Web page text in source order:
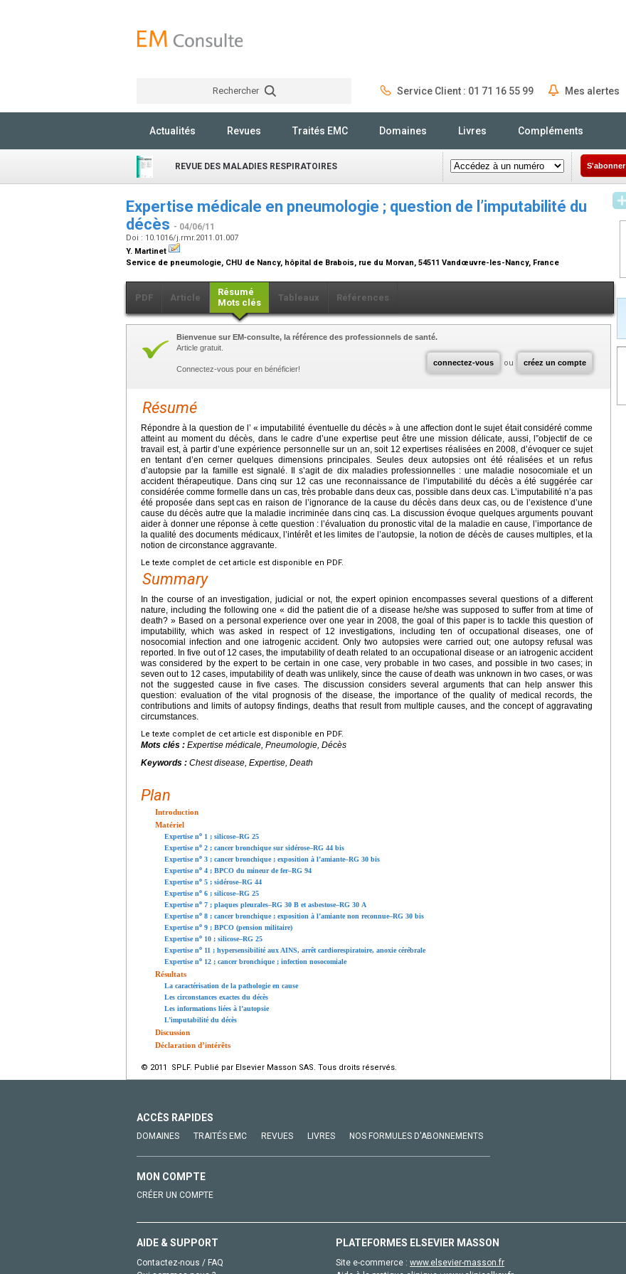
Rechercher Service Client : 01 71 16 55 99 Mes alertes
Actualités Revues Traités EMC Domaines Livres Compléments
REVUE DES MALADIES RESPIRATOIRES S'abonner
Expertise médicale en pneumologie ; question de l’imputabilité du
décès - 04/06/11
Doi : 10.1016/j.rmr.2011.01.007
Y. Martinet
Service de pneumologie, CHU de Nancy, hôpital de Brabois, rue du Morvan, 54511 Vandœuvre-les-Nancy, France
PDF Article
Résumé
Mots clés
Tableaux Références
connectez-vous ou créez un compte
Bienvenue sur EM-consulte, la référence des professionnels de santé.
Article gratuit.
Connectez-vous pour en bénéficier!
Résumé
Répondre à la question de l’ « imputabilité éventuelle du décès » à une affection dont le sujet était considéré comme
atteint au moment du décès, dans le cadre d’une expertise peut être une mission délicate, aussi, l”objectif de ce
travail est, à partir d’une expérience personnelle sur un an, soit 12 expertises réalisées en 2008, d’évoquer ce sujet
en tentant d’en cerner quelques dimensions principales. Seules deux autopsies ont été réalisées et un refus
d’autopsie par la famille est signalé. Il s’agit de dix maladies professionnelles : une maladie nosocomiale et un
accident thérapeutique. Dans cinq sur 12 cas une reconnaissance de l’imputabilité du décès a été suggérée car
considérée comme formelle dans un cas, très probable dans deux cas, possible dans deux cas. L’imputabilité n’a pas
été proposée dans sept cas en raison de l’ignorance de la cause du décès dans deux cas, ou de l’existence d’une
cause du décès autre que la maladie incriminée dans cinq cas. La discussion évoque quelques arguments pouvant
aider à donner une réponse à cette question : l’évaluation du pronostic vital de la maladie en cause, l’importance de
la qualité des documents médicaux, l’intérêt et les limites de l’autopsie, la notion de décès de causes multiples, et la
notion de circonstance aggravante.
Le texte complet de cet article est disponible en PDF.
Summary
In the course of an investigation, judicial or not, the expert opinion encompasses several questions of a different
nature, including the following one « did the patient die of a disease he/she was supposed to suffer from at time of
death? » Based on a personal experience over one year in 2008, the goal of this paper is to tackle this question of
imputability, which was asked in respect of 12 investigations, including ten of occupational diseases, one of
nosocomial infection and one iatrogenic accident. Only two autopsies were carried out; one autopsy refusal was
reported. In five out of 12 cases, the imputability of death related to an occupational disease or an iatrogenic accident
was considered by the expert to be certain in one case, very probable in two cases, and possible in two cases; in
seven out to 12 cases, imputability of death was unlikely, since the cause of death was unknown in two cases, or was
not the suggested cause in five cases. The discussion considers several arguments that can help answer this
question: evaluation of the vital prognosis of the disease, the importance of the quality of medical records, the
contributions and limits of autopsy findings, deaths that result from multiple causes, and the concept of aggravating
circumstances.
Le texte complet de cet article est disponible en PDF.
Mots clés : Expertise médicale, Pneumologie, Décès
Keywords : Chest disease, Expertise, Death
Plan
Introduction
Matériel
Expertise no 1 ; silicose–RG 25
Expertise no 2 ; cancer bronchique sur sidérose–RG 44 bis
Expertise no 3 ; cancer bronchique ; exposition à l’amiante–RG 30 bis
Expertise no 4 ; BPCO du mineur de fer–RG 94
Expertise no 5 ; sidérose–RG 44
Expertise no 6 ; silicose–RG 25
Expertise no 7 ; plaques pleurales–RG 30 B et asbestose–RG 30 A
Expertise no 8 ; cancer bronchique ; exposition à l’amiante non reconnue–RG 30 bis
Expertise no 9 ; BPCO (pension militaire)
Expertise no 10 ; silicose–RG 25
Expertise no 11 ; hypersensibilité aux AINS, arrêt cardiorespiratoire, anoxie cérébrale
Expertise no 12 ; cancer bronchique ; infection nosocomiale
Résultats
La caractérisation de la pathologie en cause
Les circonstances exactes du décès
Les informations liées à l’autopsie
L’imputabilité du décès
Discussion
Déclaration d’intérêts
© 2011 SPLF. Publié par Elsevier Masson SAS. Tous droits réservés.
ACCÈS RAPIDES
DOMAINES TRAITÉS EMC REVUES LIVRES NOS FORMULES D'ABONNEMENTS
MON COMPTE
CRÉER UN COMPTE
AIDE & SUPPORT
Contactez-nous / FAQ
PLATEFORMES ELSEVIER MASSON
Site e-commerce : www.elsevier-masson.fr